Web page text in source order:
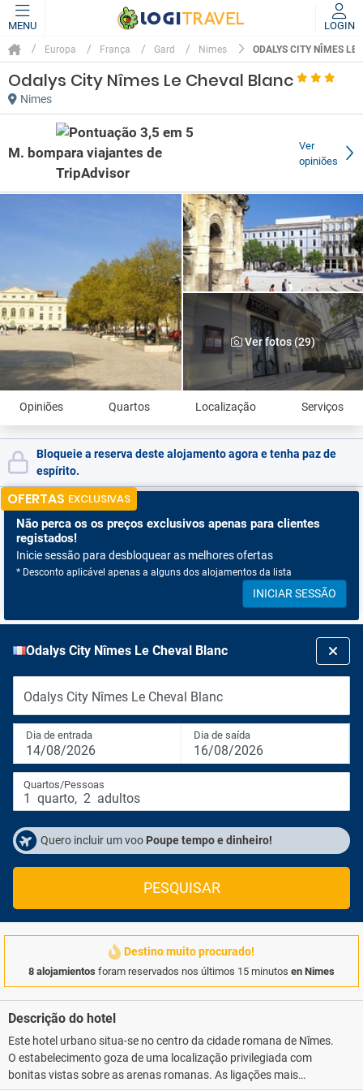
MENU LOGIN
Europa França Gard Nimes ODALYS CITY NÎMES LE
Odalys City Nîmes Le Cheval Blanc
Nimes
M. bom
Ver
opiniões
Ver fotos (29)
Opiniões Quartos Localização Serviços
Bloqueie a reserva deste alojamento agora e tenha paz de
espírito.
OFERTAS EXCLUSIVAS
Não perca os os preços exclusivos apenas para clientes
registados!
Inicie sessão para desbloquear as melhores ofertas
* Desconto aplicável apenas a alguns dos alojamentos da lista
INICIAR SESSÃO
Odalys City Nîmes Le Cheval Blanc
Odalys City Nîmes Le Cheval Blanc
Dia de entrada
14/08/2026
Dia de saída
16/08/2026
Quartos/Pessoas
1 quarto, 2 adultos
Quero incluir um voo Poupe tempo e dinheiro!
PESQUISAR
Destino muito procurado!
8 alojamientos foram reservados nos últimos 15 minutos en Nimes
Descrição do hotel
Este hotel urbano situa-se no centro da cidade romana de Nîmes.
O estabelecimento goza de uma localização privilegiada com
bonitas vistas sobre as arenas romanas. As ligações mais